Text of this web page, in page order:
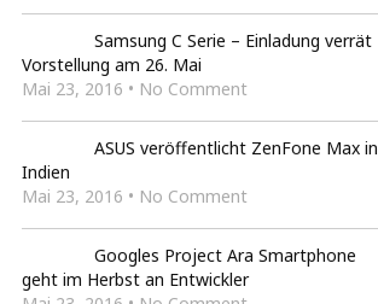
Samsung C Serie – Einladung verrät
Vorstellung am 26. Mai
Mai 23, 2016 • No Comment
ASUS veröffentlicht ZenFone Max in
Indien
Mai 23, 2016 • No Comment
Googles Project Ara Smartphone
geht im Herbst an Entwickler